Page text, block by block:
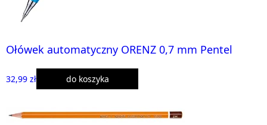
Ołówek automatyczny ORENZ 0,7 mm Pentel
32,99 zł do koszyka